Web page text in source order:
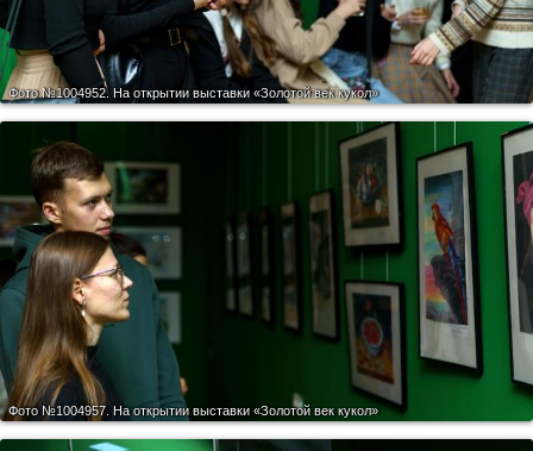
Фото №1004952. На открытии выставки «Золотой век кукол»
Фото №1004957. На открытии выставки «Золотой век кукол»